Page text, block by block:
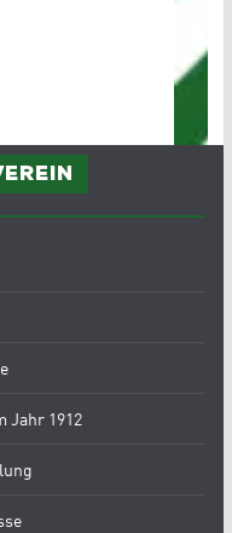
Jahr 1912